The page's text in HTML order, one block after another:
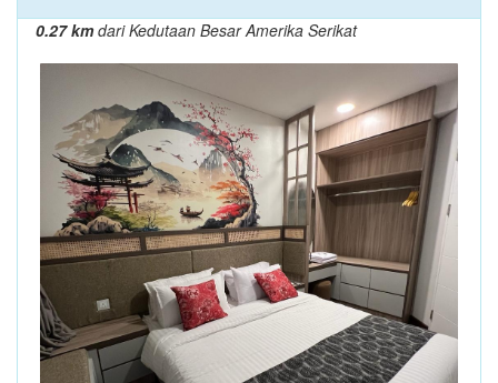
0.27 kmdari Kedutaan Besar Amerika Serikat